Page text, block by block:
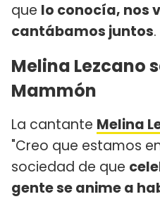
que lo conocía, nos
cantábamos juntos
Melina Lezcano
Mammón
La cantante Melina
"Creo que estamos
sociedad de que
gente se anime a